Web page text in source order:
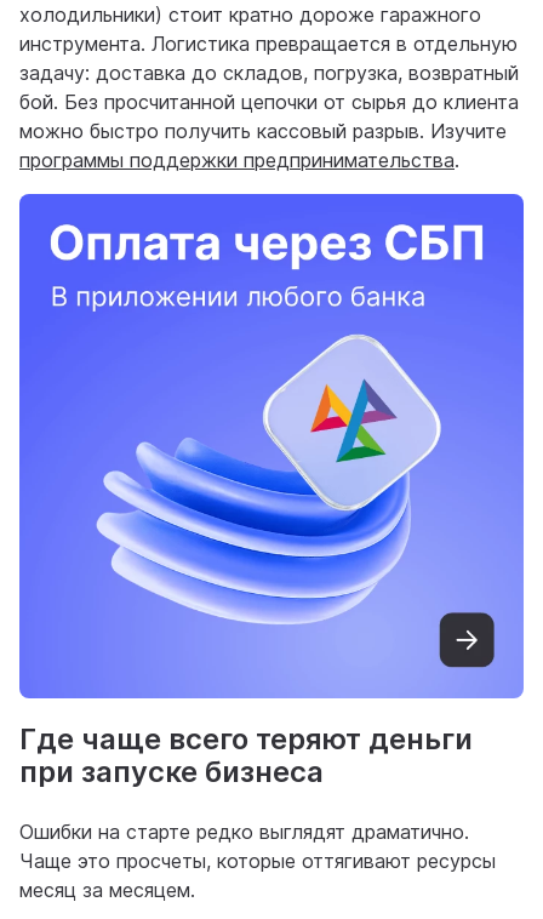
холодильники) стоит кратно дороже гаражного
инструмента. Логистика превращается в отдельную
задачу: доставка до складов, погрузка, возвратный
бой. Без просчитанной цепочки от сырья до клиента
можно быстро получить кассовый разрыв. Изучите
программы поддержки предпринимательства.
Где чаще всего теряют деньги
при запуске бизнеса
Ошибки на старте редко выглядят драматично.
Чаще это просчеты, которые оттягивают ресурсы
месяц за месяцем.